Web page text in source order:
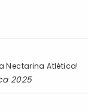
Nectarina Atlètica!
2025